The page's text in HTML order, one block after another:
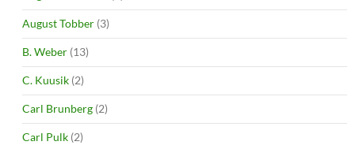
August Tobber (3)
B. Weber (13)
C. Kuusik (2)
Carl Brunberg (2)
Carl Pulk (2)